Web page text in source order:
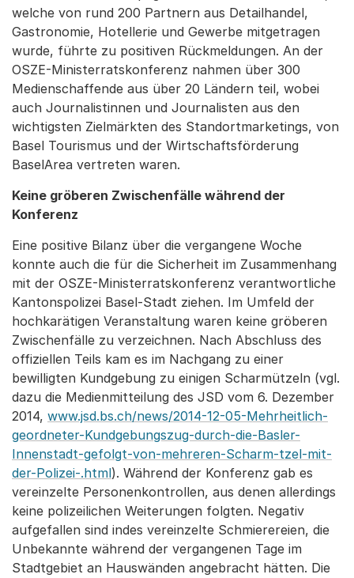
welche von rund 200 Partnern aus Detailhandel,
Gastronomie, Hotellerie und Gewerbe mitgetragen
wurde, führte zu positiven Rückmeldungen. An der
OSZE-Ministerratskonferenz nahmen über 300
Medienschaffende aus über 20 Ländern teil, wobei
auch Journalistinnen und Journalisten aus den
wichtigsten Zielmärkten des Standortmarketings, von
Basel Tourismus und der Wirtschaftsförderung
BaselArea vertreten waren.
Keine gröberen Zwischenfälle während der
Konferenz
Eine positive Bilanz über die vergangene Woche
konnte auch die für die Sicherheit im Zusammenhang
mit der OSZE-Ministerratskonferenz verantwortliche
Kantonspolizei Basel-Stadt ziehen. Im Umfeld der
hochkarätigen Veranstaltung waren keine gröberen
Zwischenfälle zu verzeichnen. Nach Abschluss des
offiziellen Teils kam es im Nachgang zu einer
bewilligten Kundgebung zu einigen Scharmützeln (vgl.
dazu die Medienmitteilung des JSD vom 6. Dezember
2014, www.jsd.bs.ch/news/2014-12-05-Mehrheitlich-
geordneter-Kundgebungszug-durch-die-Basler-
Innenstadt-gefolgt-von-mehreren-Scharm-tzel-mit-
der-Polizei-.html). Während der Konferenz gab es
vereinzelte Personenkontrollen, aus denen allerdings
keine polizeilichen Weiterungen folgten. Negativ
aufgefallen sind indes vereinzelte Schmierereien, die
Unbekannte während der vergangenen Tage im
Stadtgebiet an Hauswänden angebracht hätten. Die